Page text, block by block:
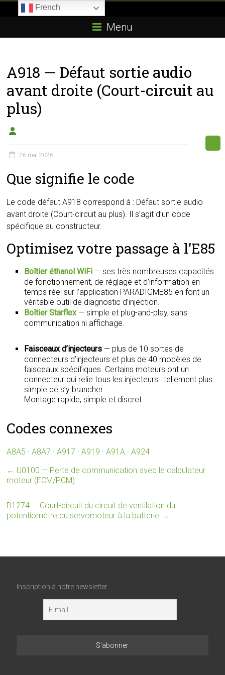
E85.com
passion
boîtier
éthanol
Menu
A918 — Défaut sortie audio
avant droite (Court-circuit au
plus)
26 mai 2026
Que signifie le code
Le code défaut A918 correspond à : Défaut sortie audio
avant droite (Court-circuit au plus). Il s’agit d’un code
spécifique au constructeur.
Optimisez votre passage à l’E85
Boîtier éthanol WiFi — ses très nombreuses capacités
de fonctionnement, de réglage et d’information en
temps réel sur l’application PARADIGME85 en font un
véritable outil de diagnostic d’injection.
Boîtier Starflex— simple et plug-and-play, sans
communication ni affichage.
Faisceaux d’injecteurs — plus de 10 sortes de
connecteurs d’injecteurs et plus de 40 modèles de
faisceaux spécifiques. Certains moteurs ont un
connecteur qui relie tous les injecteurs : tellement plus
simple de s’y brancher.
Montage rapide, simple et discret.
Codes connexes
A8A5 ·A8A7 ·A917 ·A919 ·A91A ·A924
← U0100 — Perte de communication avec le calculateur
moteur (ECM/PCM)
B1274 — Court-circuit du circuit de ventilation du
potentiomètre du servomoteur à la batterie →
Inscription à notre newsletter
French